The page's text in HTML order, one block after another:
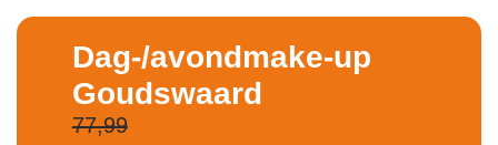
Dag-/avondmake-up
Goudswaard
77,99